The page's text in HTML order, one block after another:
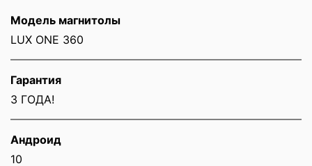
Модель магнитолы
LUX ONE 360
Гарантия
3 ГОДА!
Андроид
10